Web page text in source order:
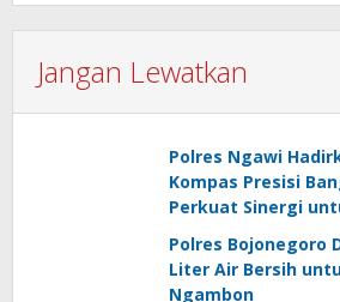
Jangan Lewatkan
Polres Ngawi
Kompas Presisi
Perkuat Sinergi
Polres Bojonegoro
Liter Air Bersih
Ngambon